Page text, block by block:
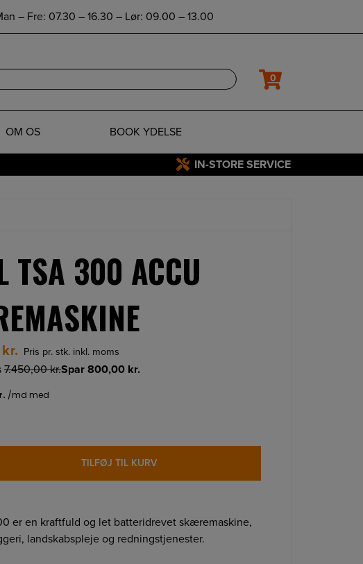
– Fre: 07.30 – 16.30 – Lør: 09.00 – 13.00
0
OM OS BOOK YDELSE
IN-STORE SERVICE
TSA 300 ACCU
kr. Pris pr. stk. inkl. moms
7.450,00kr.Spar 800,00 kr.
TILFØJ TIL KURV
er en kraftfuld og let batteridrevet skæremaskine,
landskabspleje og redningstjenester.